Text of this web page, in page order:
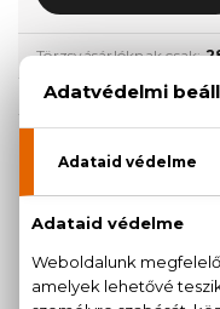
Törzsvásárlóknak csak: